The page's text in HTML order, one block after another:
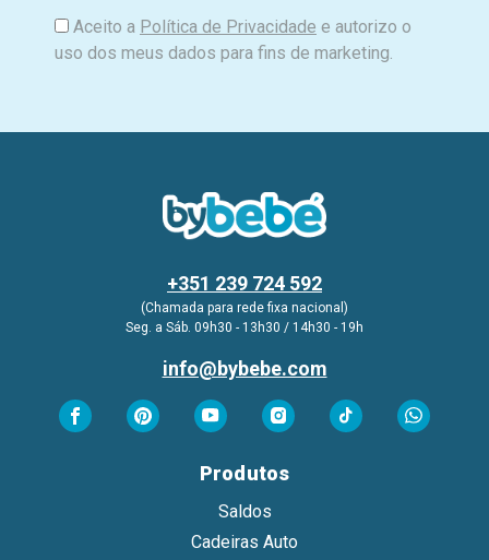
Aceito a Política de Privacidade e autorizo o
uso dos meus dados para fins de marketing.
+351 239 724 592
(Chamada para rede fixa nacional)
Seg. a Sáb. 09h30 - 13h30 / 14h30 - 19h
info@bybebe.com
Produtos
Saldos
Cadeiras Auto